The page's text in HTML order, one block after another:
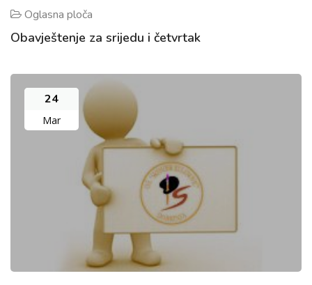
Oglasna ploča
Obavještenje za srijedu i četvrtak
24
Mar